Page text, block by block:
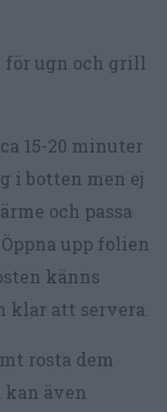
för ugn och grill
15-20 minuter
i botten men ej
och passa
upp folien
känns
klar att servera.
rosta dem
kan även